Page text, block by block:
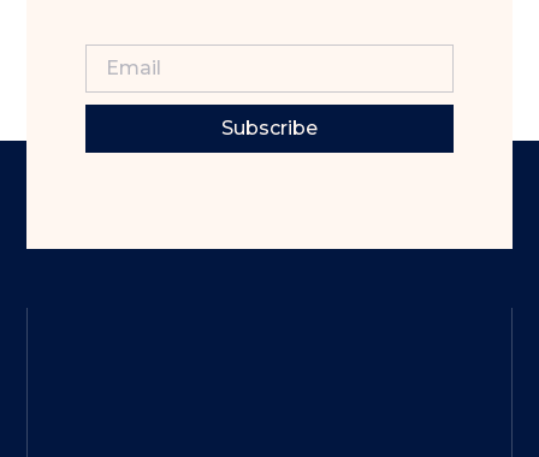
Subscribe